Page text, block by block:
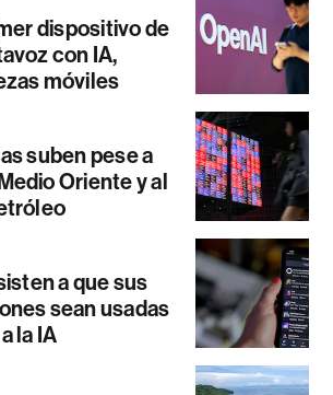
dispositivo de
con IA,
móviles
suben pese a
Oriente y al
a que sus
sean usadas
la IA